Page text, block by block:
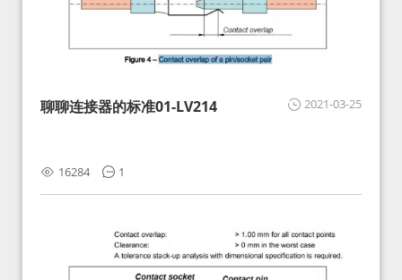
2021-03-25
聊聊连接器的标准01-LV214
16284 1